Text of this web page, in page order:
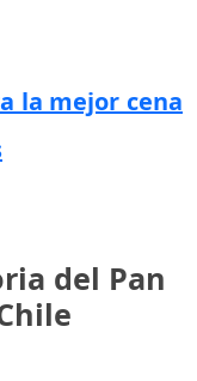
la mejor cena
del Pan